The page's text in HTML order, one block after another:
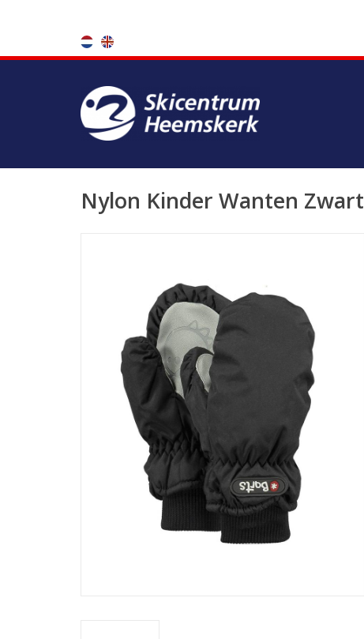
Nylon Kinder Wanten Zwart